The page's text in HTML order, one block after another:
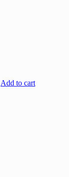
Add to cart